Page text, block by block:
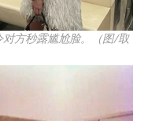
方秒露尴尬脸。（图/取